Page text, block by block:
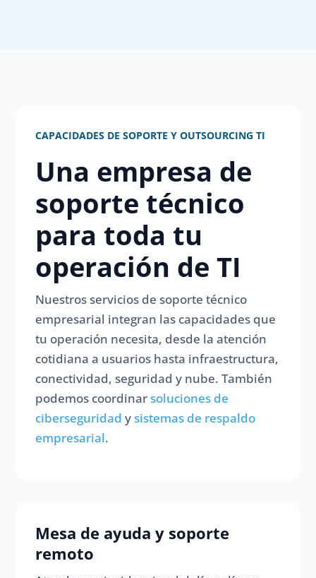
CAPACIDADES DE SOPORTE Y OUTSOURCING TI
Una empresa de
soporte técnico
para toda tu
operación de TI
Nuestros servicios de soporte técnico
empresarial integran las capacidades que
tu operación necesita, desde la atención
cotidiana a usuarios hasta infraestructura,
conectividad, seguridad y nube. También
podemos coordinarsoluciones de
ciberseguridad ysistemas de respaldo
empresarial.
Mesa de ayuda y soporte
remoto